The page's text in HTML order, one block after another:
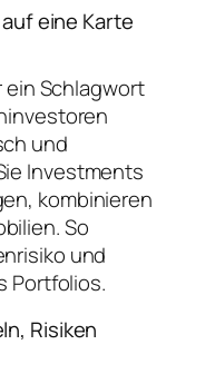
eine Karte
Schlagwort
und
Investments
kombinieren
So
und
Portfolios.
Risiken